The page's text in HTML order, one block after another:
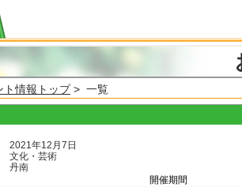
ト情報トップ> 一覧
2021年12月7日
文化・芸術
丹南
開催期間